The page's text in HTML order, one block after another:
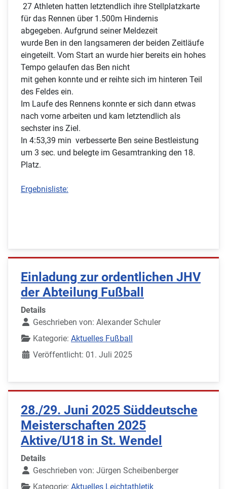
27 Athleten hatten letztendlich ihre Stellplatzkarte
für das Rennen über 1.500m Hindernis
abgegeben. Aufgrund seiner Meldezeit
wurde Ben in den langsameren der beiden Zeitläufe
eingeteilt. Vom Start an wurde hier bereits ein hohes
Tempo gelaufen das Ben nicht
mit gehen konnte und er reihte sich im hinteren Teil
des Feldes ein.
Im Laufe des Rennens konnte er sich dann etwas
nach vorne arbeiten und kam letztendlich als
sechster ins Ziel.
In 4:53,39 min verbesserte Ben seine Bestleistung
um 3 sec. und belegte im Gesamtranking den 18.
Platz.
Ergebnisliste:
Einladung zur ordentlichen JHV
der Abteilung Fußball
Details
Geschrieben von: Alexander Schuler
Kategorie: Aktuelles Fußball
Veröffentlicht: 01. Juli 2025
28./29. Juni 2025 Süddeutsche
Meisterschaften 2025
Aktive/U18 in St. Wendel
Details
Geschrieben von: Jürgen Scheibenberger
Kategorie: Aktuelles Leichtathletik